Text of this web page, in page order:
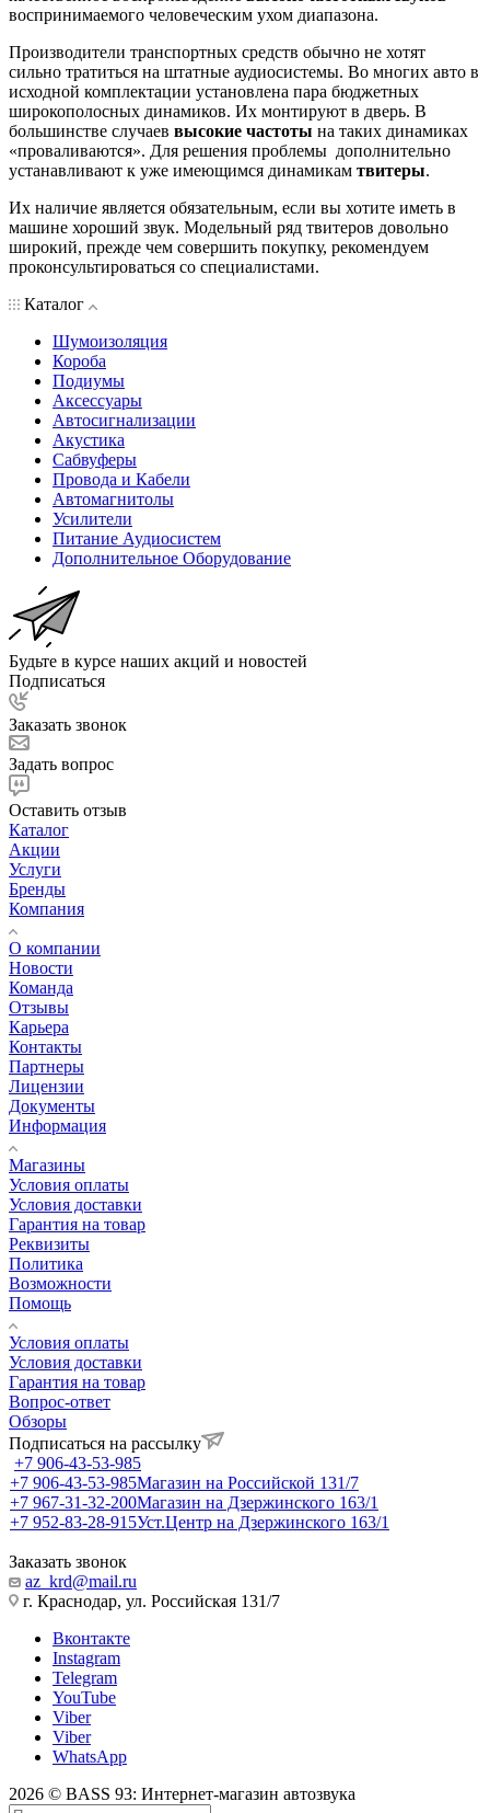
воспринимаемого человеческим ухом диапазона.
Производители транспортных средств обычно не хотят
сильно тратиться на штатные аудиосистемы. Во многих авто в
исходной комплектации установлена пара бюджетных
широкополосных динамиков. Их монтируют в дверь. В
большинстве случаев высокие частоты на таких динамиках
«проваливаются». Для решения проблемы дополнительно
устанавливают к уже имеющимся динамикам твитеры.
Их наличие является обязательным, если вы хотите иметь в
машине хороший звук. Модельный ряд твитеров довольно
широкий, прежде чем совершить покупку, рекомендуем
проконсультироваться со специалистами.
Каталог
Шумоизоляция
Короба
Подиумы
Аксессуары
Автосигнализации
Акустика
Сабвуферы
Провода и Кабели
Автомагнитолы
Усилители
Питание Аудиосистем
Дополнительное Оборудование
Будьте в курсе наших акций и новостей
Подписаться
Заказать звонок
Задать вопрос
Оставить отзыв
Каталог
Акции
Услуги
Бренды
Компания
О компании
Новости
Команда
Отзывы
Карьера
Контакты
Партнеры
Лицензии
Документы
Информация
Магазины
Условия оплаты
Условия доставки
Гарантия на товар
Реквизиты
Политика
Возможности
Помощь
Условия оплаты
Условия доставки
Гарантия на товар
Вопрос-ответ
Обзоры
Подписаться на рассылку
+7 906-43-53-985
+7 906-43-53-985Магазин на Российской 131/7
+7 967-31-32-200Магазин на Дзержинского 163/1
+7 952-83-28-915Уст.Центр на Дзержинского 163/1
Заказать звонок
az_krd@mail.ru
г. Краснодар, ул. Российская 131/7
Вконтакте
Instagram
Telegram
YouTube
Viber
Viber
WhatsApp
2026 © BASS 93: Интернет-магазин автозвука